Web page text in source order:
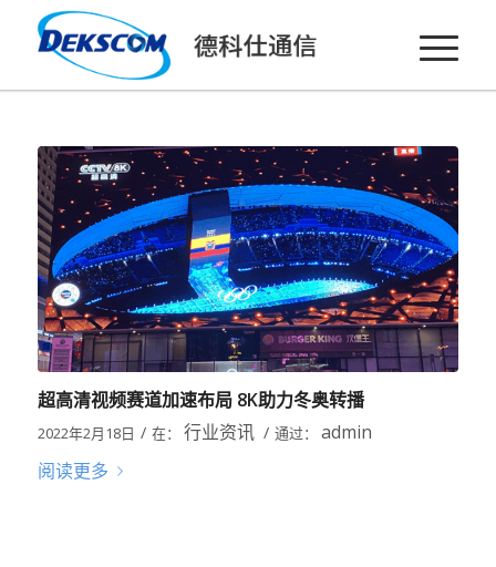
超高清视频赛道加速布局 8K助力冬奥转播
2022年2月18日 / 在： 行业资讯 / 通过： admin
阅读更多